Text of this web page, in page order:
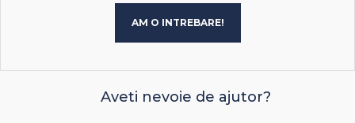
AM O INTREBARE!
Aveti nevoie de ajutor?